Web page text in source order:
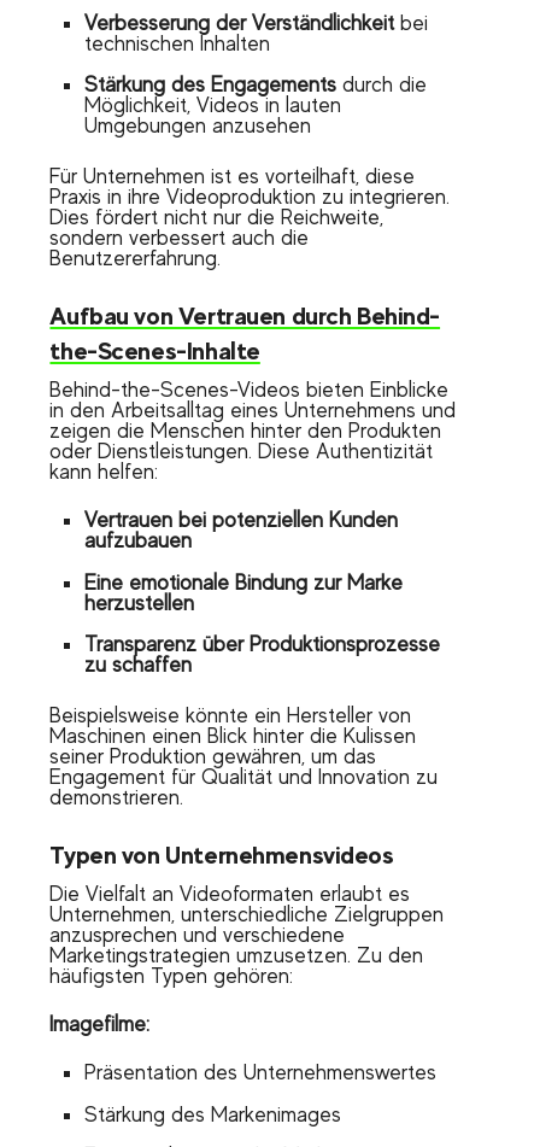
Verbesserung der Verständlichkeitbei
technischen Inhalten
Stärkung des Engagementsdurch die
Möglichkeit, Videos in lauten
Umgebungen anzusehen
Für Unternehmen ist es vorteilhaft, diese
Praxis in ihre Videoproduktion zu integrieren.
Dies fördert nicht nur die Reichweite,
sondern verbessert auch die
Benutzererfahrung.
Aufbau von Vertrauen durch Behind-
the-Scenes-Inhalte
Behind-the-Scenes-Videos bieten Einblicke
in den Arbeitsalltag eines Unternehmens und
zeigen die Menschen hinter den Produkten
oder Dienstleistungen. Diese Authentizität
kann helfen:
Vertrauen bei potenziellen Kunden
aufzubauen
Eine emotionale Bindung zur Marke
herzustellen
Transparenz über Produktionsprozesse
zu schaffen
Beispielsweise könnte ein Hersteller von
Maschinen einen Blick hinter die Kulissen
seiner Produktion gewähren, um das
Engagement für Qualität und Innovation zu
demonstrieren.
Typen von Unternehmensvideos
Die Vielfalt an Videoformaten erlaubt es
Unternehmen, unterschiedliche Zielgruppen
anzusprechen und verschiedene
Marketingstrategien umzusetzen. Zu den
häufigsten Typen gehören:
Imagefilme:
Präsentation des Unternehmenswertes
Stärkung des Markenimages